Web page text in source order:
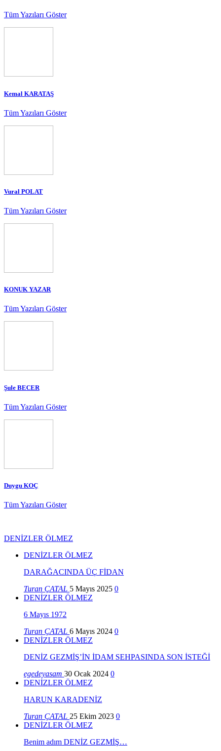
Tüm Yazıları Göster
Kemal KARATAŞ
Tüm Yazıları Göster
Vural POLAT
Tüm Yazıları Göster
KONUK YAZAR
Tüm Yazıları Göster
Şule BECER
Tüm Yazıları Göster
Duygu KOÇ
Tüm Yazıları Göster
DENİZLER ÖLMEZ
DENİZLER ÖLMEZ
DARAĞACINDA ÜÇ FİDAN
Turan ÇATAL 5 Mayıs 2025 0
DENİZLER ÖLMEZ
6 Mayıs 1972
Turan ÇATAL 6 Mayıs 2024 0
DENİZLER ÖLMEZ
DENİZ GEZMİŞ’İN İDAM SEHPASINDA SON İSTEĞİ
egedeyasam 30 Ocak 2024 0
DENİZLER ÖLMEZ
HARUN KARADENİZ
Turan ÇATAL 25 Ekim 2023 0
DENİZLER ÖLMEZ
Benim adım DENİZ GEZMİŞ…